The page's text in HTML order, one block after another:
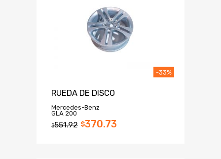
RUEDA DE DISCO
Mercedes-Benz
GLA 200
$551.92 $370.73
-33%